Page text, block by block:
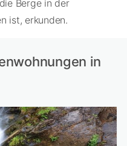
Berge in der
ist, erkunden.
in